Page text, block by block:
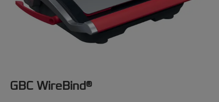
GBC WireBind®